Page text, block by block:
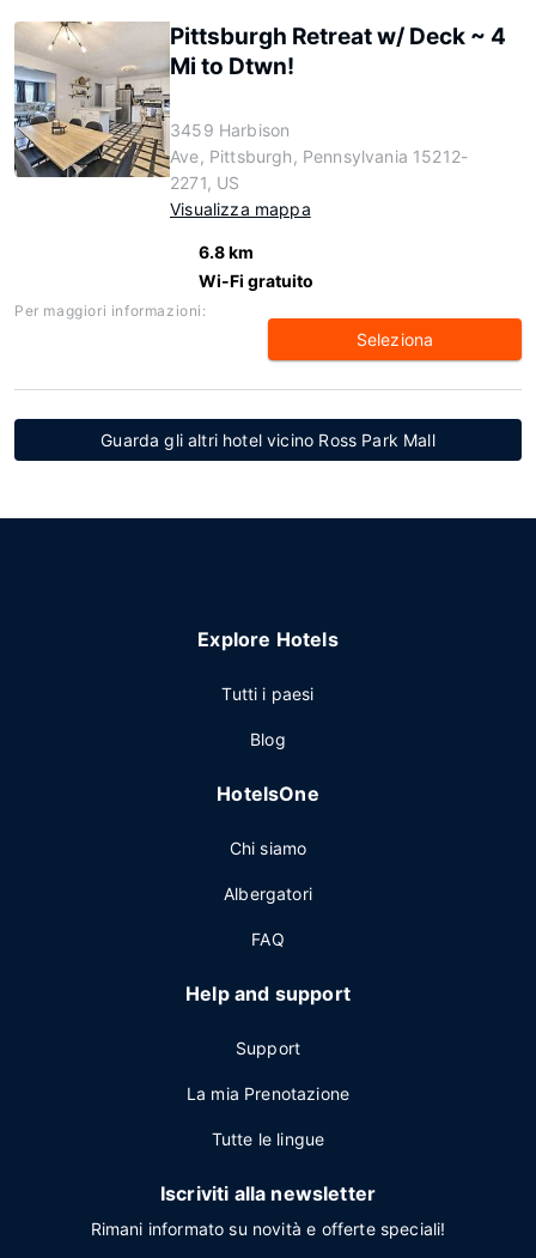
Pittsburgh Retreat w/ Deck ~ 4
Mi to Dtwn!
3459 Harbison
Ave, Pittsburgh, Pennsylvania 15212-
2271, US
Visualizza mappa
6.8 km
Wi-Fi gratuito
Per maggiori informazioni:
Seleziona
Guarda gli altri hotel vicino Ross Park Mall
Explore Hotels
Tutti i paesi
Blog
HotelsOne
Chi siamo
Albergatori
FAQ
Help and support
Support
La mia Prenotazione
Tutte le lingue
Iscriviti alla newsletter
Rimani informato su novità e offerte speciali!